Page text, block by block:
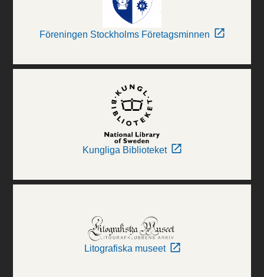
Föreningen Stockholms Företagsminnen
Kungliga Biblioteket
Litografiska museet